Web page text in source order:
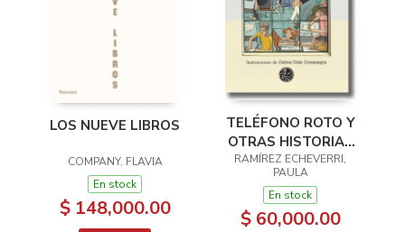
LOS NUEVE LIBROS
COMPANY, FLAVIA
En stock
$ 148,000.00
TELÉFONO ROTO Y
OTRAS HISTORIAS
DE COLEGIO
RAMÍREZ ECHEVERRI,
PAULA
En stock
$ 60,000.00